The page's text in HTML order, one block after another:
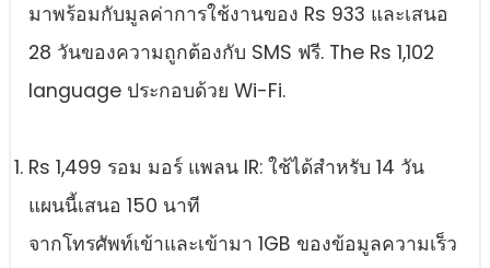
มาพร้อมกับมูลค่าการใช้งานของ Rs 933 และเสนอ
28 วันของความถูกต้องกับ SMS ฟรี. The Rs 1,102
language ประกอบด้วย Wi-Fi.
Rs 1,499 รอม มอร์ แพลน IR: ใช้ได้สําหรับ 14 วัน
แผนนี้เสนอ 150 นาที
จากโทรศัพท์เข้าและเข้ามา 1GB ของข้อมูลความเร็ว